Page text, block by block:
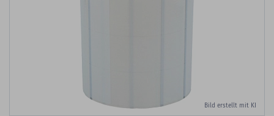
Bild erstellt mit KI